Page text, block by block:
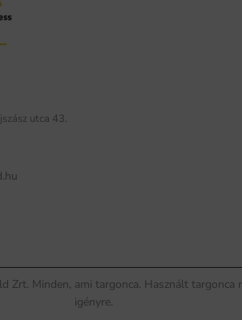
utca 43.
Zrt. Minden, ami targonca. Használt targonca
igényre.